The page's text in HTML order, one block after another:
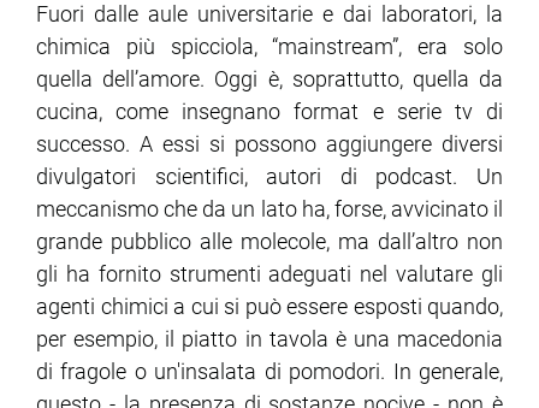
Fuori dalle aule universitarie e dai laboratori, la
chimica più spicciola, “mainstream”, era solo
quella dell’amore. Oggi è, soprattutto, quella da
cucina, come insegnano format e serie tv di
successo. A essi si possono aggiungere diversi
divulgatori scientifici, autori di podcast. Un
meccanismo che da un lato ha, forse, avvicinato il
grande pubblico alle molecole, ma dall’altro non
gli ha fornito strumenti adeguati nel valutare gli
agenti chimici a cui si può essere esposti quando,
per esempio, il piatto in tavola è una macedonia
di fragole o un'insalata di pomodori. In generale,